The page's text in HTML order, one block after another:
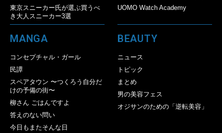
東京スニーカー氏が選ぶ買うべ
き大人スニーカー3選
UOMO Watch Academy
MANGA
コンセプチャル・ガール
民譚
スペアタウン 〜つくろう自分だ
けの予備の街〜
柳さん ごはんですよ
答えのない問い
今日もまたそんな日
BEAUTY
ニュース
トピック
まとめ
男の美容フェス
オジサンのための「逆転美容」